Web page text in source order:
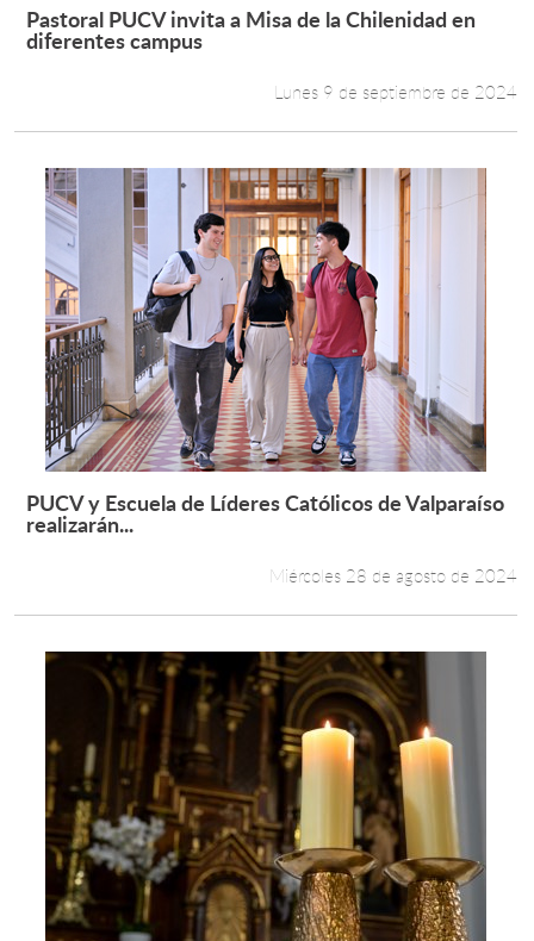
Leer más +
Pastoral PUCV invita a Misa de la Chilenidad en
diferentes campus
Lunes 9 de septiembre de 2024
Leer más +
PUCV y Escuela de Líderes Católicos de Valparaíso
realizarán...
Miércoles 28 de agosto de 2024